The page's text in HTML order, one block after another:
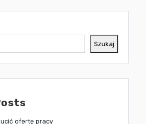
Szukaj
ofertę pracy